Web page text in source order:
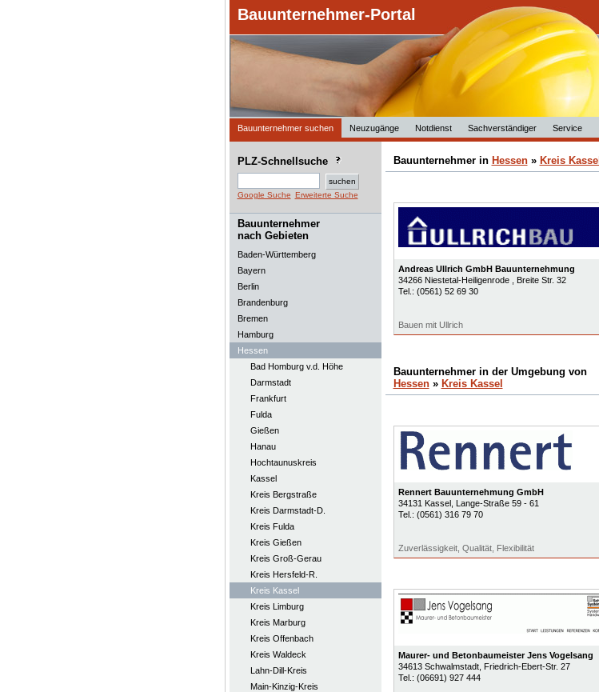
Bauunternehmer-Portal
Bauunternehmer suchen Neuzugänge Notdienst Sachverständiger Service
PLZ-Schnellsuche
Google Suche Erweiterte Suche
Bauunternehmer
nach Gebieten
Baden-Württemberg
Bayern
Berlin
Brandenburg
Bremen
Hamburg
Hessen
Bad Homburg v.d. Höhe
Darmstadt
Frankfurt
Fulda
Gießen
Hanau
Hochtaunuskreis
Kassel
Kreis Bergstraße
Kreis Darmstadt-D.
Kreis Fulda
Kreis Gießen
Kreis Groß-Gerau
Kreis Hersfeld-R.
Kreis Kassel
Kreis Limburg
Kreis Marburg
Kreis Offenbach
Kreis Waldeck
Lahn-Dill-Kreis
Main-Kinzig-Kreis
Bauunternehmer in Hessen» Kreis Kassel
Andreas Ullrich GmbH Bauunternehmung
34266 Niestetal-Heiligenrode
, Breite Str. 32
Tel.: (0561) 52 69 30
Bauen mit Ullrich
Bauunternehmer in der Umgebung von
Hessen» Kreis Kassel
Rennert Bauunternehmung GmbH
34131 Kassel, Lange-Straße 59 - 61
Tel.: (0561) 316 79 70
Zuverlässigkeit, Qualität, Flexibilität
Maurer- und Betonbaumeister Jens Vogelsang
34613 Schwalmstadt, Friedrich-Ebert-Str. 27
Tel.: (06691) 927 444